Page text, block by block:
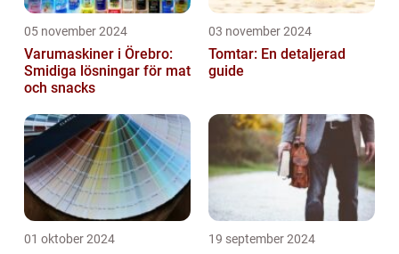
05 november 2024
Varumaskiner i Örebro:
Smidiga lösningar för mat
och snacks
03 november 2024
Tomtar: En detaljerad
guide
01 oktober 2024 19 september 2024